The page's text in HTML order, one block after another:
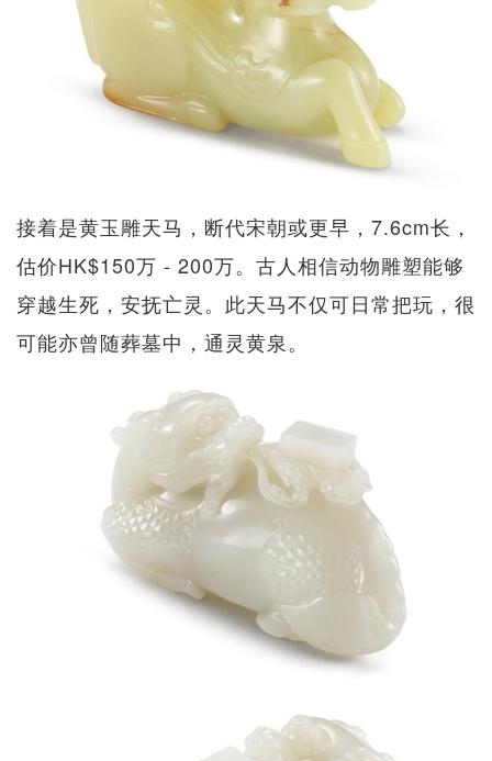
接着是黄玉雕天马，断代宋朝或更早，7.6cm长，
估价HK$150万 - 200万。古人相信动物雕塑能够
穿越生死，安抚亡灵。此天马不仅可日常把玩，很
可能亦曾随葬墓中，通灵黄泉。